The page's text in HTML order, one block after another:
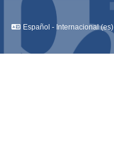
Español - Internacional ‎(es)‎